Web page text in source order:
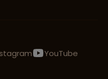
YouTube